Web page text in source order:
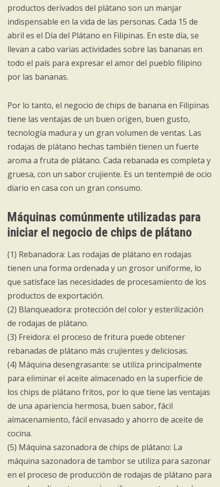
productos derivados del plátano son un manjar
indispensable en la vida de las personas. Cada 15 de
abril es el Día del Plátano en Filipinas. En este día, se
llevan a cabo varias actividades sobre las bananas en
todo el país para expresar el amor del pueblo filipino
por las bananas.
Por lo tanto, el negocio de chips de banana en Filipinas
tiene las ventajas de un buen origen, buen gusto,
tecnología madura y un gran volumen de ventas. Las
rodajas de plátano hechas también tienen un fuerte
aroma a fruta de plátano. Cada rebanada es completa y
gruesa, con un sabor crujiente. Es un tentempié de ocio
diario en casa con un gran consumo.
Máquinas comúnmente utilizadas para
iniciar el negocio de chips de plátano
(1) Rebanadora: Las rodajas de plátano en rodajas
tienen una forma ordenada y un grosor uniforme, lo
que satisface las necesidades de procesamiento de los
productos de exportación.
(2) Blanqueadora: protección del color y esterilización
de rodajas de plátano.
(3) Freidora: el proceso de fritura puede obtener
rebanadas de plátano más crujientes y deliciosas.
(4) Máquina desengrasante: se utiliza principalmente
para eliminar el aceite almacenado en la superficie de
los chips de plátano fritos, por lo que tiene las ventajas
de una apariencia hermosa, buen sabor, fácil
almacenamiento, fácil envasado y ahorro de aceite de
cocina.
(5) Máquina sazonadora de chips de plátano: La
máquina sazonadora de tambor se utiliza para sazonar
en el proceso de producción de rodajas de plátano para